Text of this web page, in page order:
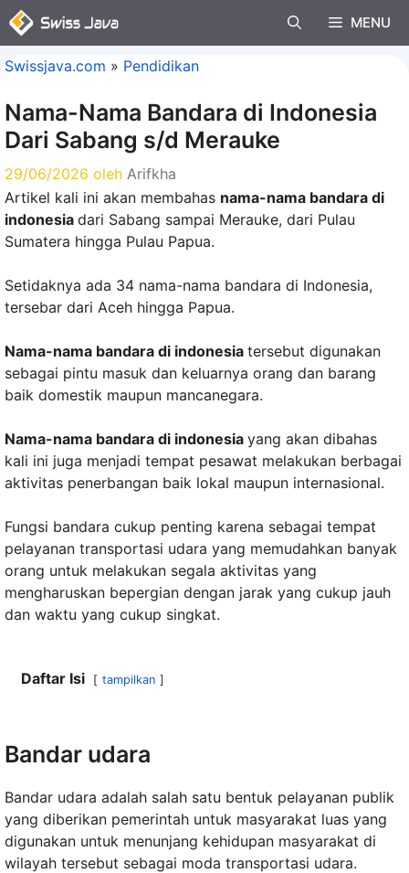
Langsung
ke
MENU
Swissjava.com » Pendidikan
Nama-Nama Bandara di Indonesia
Dari Sabang s/d Merauke
29/06/2026 oleh Arifkha
Artikel kali ini akan membahas nama-nama bandara di
indonesia dari Sabang sampai Merauke, dari Pulau
Sumatera hingga Pulau Papua.
Setidaknya ada 34 nama-nama bandara di Indonesia,
tersebar dari Aceh hingga Papua.
Nama-nama bandara di indonesia tersebut digunakan
sebagai pintu masuk dan keluarnya orang dan barang
baik domestik maupun mancanegara.
Nama-nama bandara di indonesia yang akan dibahas
kali ini juga menjadi tempat pesawat melakukan berbagai
aktivitas penerbangan baik lokal maupun internasional.
Fungsi bandara cukup penting karena sebagai tempat
pelayanan transportasi udara yang memudahkan banyak
orang untuk melakukan segala aktivitas yang
mengharuskan bepergian dengan jarak yang cukup jauh
dan waktu yang cukup singkat.
Daftar Isi tampilkan
Bandar udara
Bandar udara adalah salah satu bentuk pelayanan publik
yang diberikan pemerintah untuk masyarakat luas yang
digunakan untuk menunjang kehidupan masyarakat di
wilayah tersebut sebagai moda transportasi udara.